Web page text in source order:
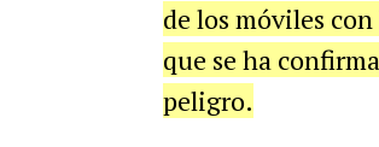
de los móviles
que se ha
peligro.